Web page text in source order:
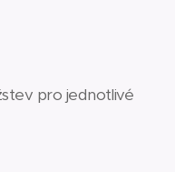
pro jednotlivé